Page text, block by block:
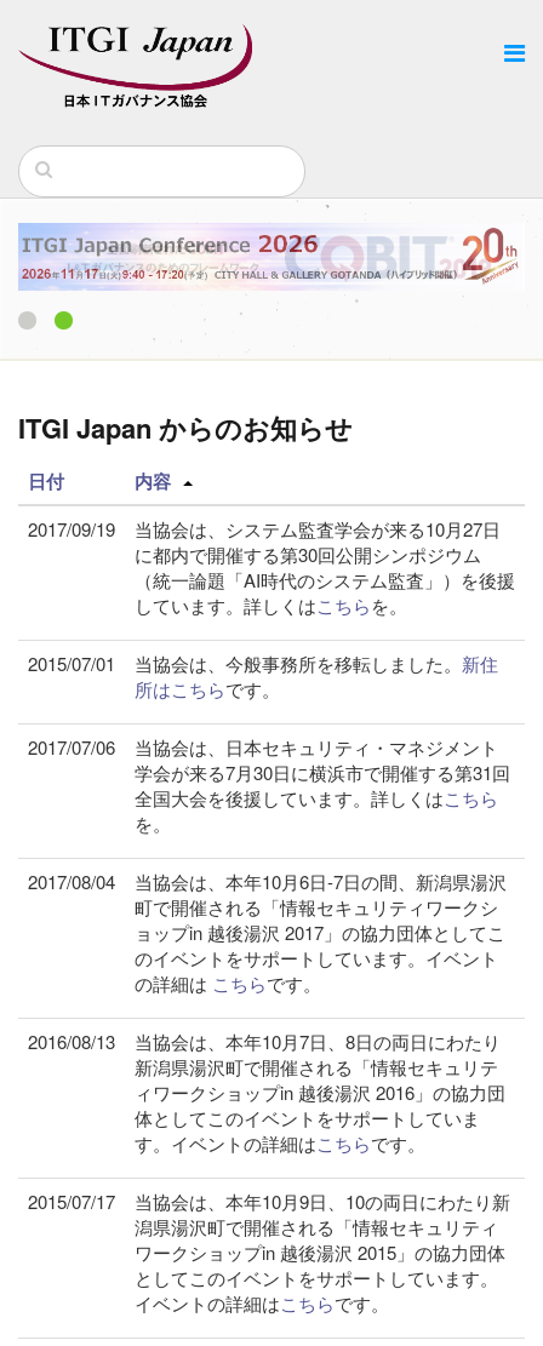
ITGI Japan からのお知らせ
日付 内容
2017/09/19
当協会は、システム監査学会が来る10月27日
に都内で開催する第30回公開シンポジウム
（統一論題「AI時代のシステム監査」）を後援
しています。詳しくはこちらを。
2015/07/01 当協会は、今般事務所を移転しました。 新住
所はこちらです。
2017/07/06
当協会は、日本セキュリティ・マネジメント
学会が来る7月30日に横浜市で開催する第31回
全国大会を後援しています。詳しくはこちら
を。
2017/08/04
当協会は、本年10月6日-7日の間、新潟県湯沢
町で開催される「情報セキュリティワークシ
ョップin 越後湯沢 2017」の協力団体としてこ
のイベントをサポートしています。イベント
の詳細は こちらです。
2016/08/13
当協会は、本年10月7日、8日の両日にわたり
新潟県湯沢町で開催される「情報セキュリテ
ィワークショップin 越後湯沢 2016」の協力団
体としてこのイベントをサポートしていま
す。イベントの詳細はこちらです。
2015/07/17
当協会は、本年10月9日、10の両日にわたり新
潟県湯沢町で開催される「情報セキュリティ
ワークショップin 越後湯沢 2015」の協力団体
としてこのイベントをサポートしています。
イベントの詳細はこちらです。